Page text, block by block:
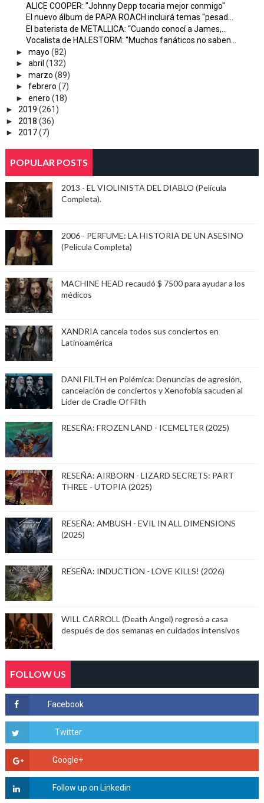
ALICE COOPER: "Johnny Depp tocaria mejor conmigo"
El nuevo álbum de PAPA ROACH incluirá temas "pesad...
El baterista de METALLICA: “Cuando conocí a James,...
Vocalista de HALESTORM: "Muchos fanáticos no saben...
► mayo (82)
► abril (132)
► marzo (89)
► febrero (7)
► enero (18)
► 2019 (261)
► 2018 (36)
► 2017(7)
POPULAR POSTS
2013 - EL VIOLINISTA DEL DIABLO (Película
Completa).
2006 - PERFUME: LA HISTORIA DE UN ASESINO
(Película Completa)
MACHINE HEAD recaudó $ 7500 para ayudar a los
médicos
XANDRIA cancela todos sus conciertos en
Latinoamérica
DANI FILTH en Polémica: Denuncias de agresión,
cancelación de conciertos y Xenofobia sacuden al
Lider de Cradle Of Filth
RESEÑA: FROZEN LAND - ICEMELTER (2025)
RESEÑA: AIRBORN - LIZARD SECRETS: PART
THREE - UTOPIA (2025)
RESEÑA: AMBUSH - EVIL IN ALL DIMENSIONS
(2025)
RESEÑA: INDUCTION - LOVE KILLS! (2026)
WILL CARROLL (Death Angel) regresó a casa
después de dos semanas en cuidados intensivos
FOLLOW US